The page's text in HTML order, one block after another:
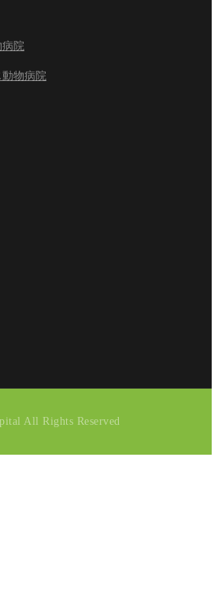
病院
動物病院
All Rights Reserved